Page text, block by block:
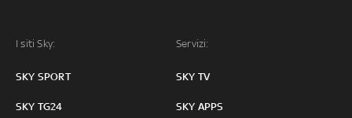
I siti Sky:
SKY SPORT
SKY TG24
Servizi:
SKY TV
SKY APPS